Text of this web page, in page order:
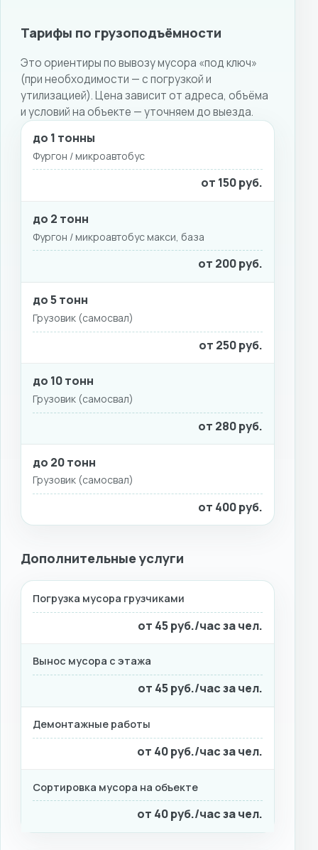
Тарифы по грузоподъёмности
Это ориентиры по вывозу мусора «под ключ»
(при необходимости — с погрузкой и
утилизацией). Цена зависит от адреса, объёма
и условий на объекте — уточняем до выезда.
ГРУЗОПОДЪЁМНОСТЬ
до 1 тонны
Фургон / микроавтобус
от 150 руб.
до 2 тонн
Фургон / микроавтобус макси, база
от 200 руб.
до 5 тонн
Грузовик (самосвал)
от 250 руб.
до 10 тонн
Грузовик (самосвал)
от 280 руб.
до 20 тонн
Грузовик (самосвал)
от 400 руб.
Дополнительные услуги
УСЛУГА ЦЕНА
Погрузка мусора грузчиками
от 45 руб./час за чел.
Вынос мусора с этажа
от 45 руб./час за чел.
Демонтажные работы
от 40 руб./час за чел.
Сортировка мусора на объекте
от 40 руб./час за чел.